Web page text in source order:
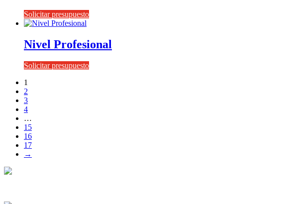
Solicitar presupuesto
Nivel Profesional
Solicitar presupuesto
1
2
3
4
…
15
16
17
→